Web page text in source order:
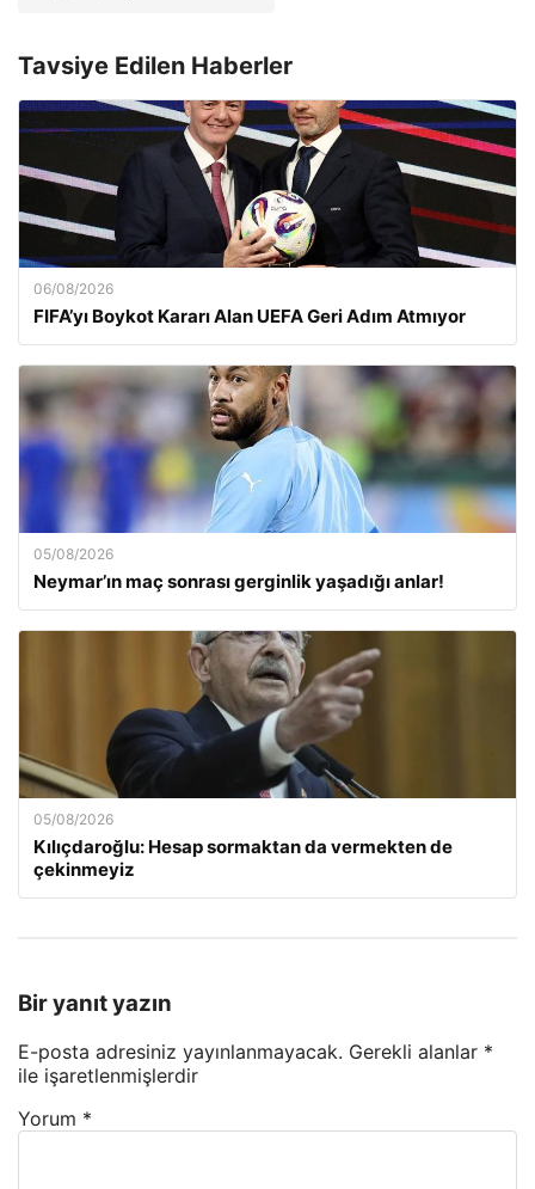
Tavsiye Edilen Haberler
06/08/2026
FIFA’yı Boykot Kararı Alan UEFA Geri Adım Atmıyor
05/08/2026
Neymar’ın maç sonrası gerginlik yaşadığı anlar!
05/08/2026
Kılıçdaroğlu: Hesap sormaktan da vermekten de
çekinmeyiz
Bir yanıt yazın
E-posta adresiniz yayınlanmayacak. Gerekli alanlar *
ile işaretlenmişlerdir
Yorum *